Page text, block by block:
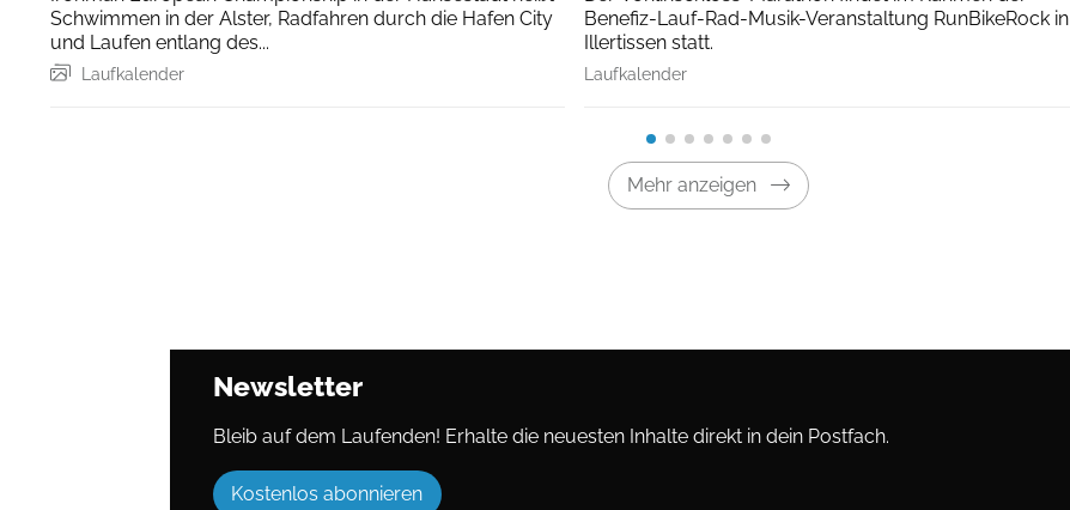
Schwimmen in der Alster, Radfahren durch die Hafen City
und Laufen entlang des...
Laufkalender
Benefiz-Lauf-Rad-Musik-Veranstaltung RunBikeRock in
Illertissen statt.
Laufkalender
Mehr anzeigen
Newsletter
Bleib auf dem Laufenden! Erhalte die neuesten Inhalte direkt in dein Postfach.
Kostenlos abonnieren